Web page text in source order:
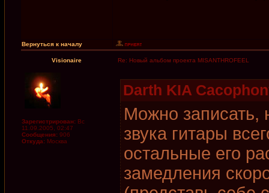
Вернуться к началу
Visionaire Re: Новый альбом проекта MISANTHROFEEL
Зарегистрирован: Вс
11.09.2005, 02:47
Сообщения: 906
Откуда: Москва
Darth KIA
Можно записать,
звука гитары
остальные его
замедления